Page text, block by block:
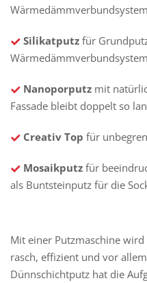
Silikatputz für
Nanoporputz mit
Fassade bleibt doppelt so
Creativ Top für
Mosaikputz für
als Buntsteinputz für die
Mit einer Putzmaschine
rasch, effizient und vor
Dünnschichtputz hat die